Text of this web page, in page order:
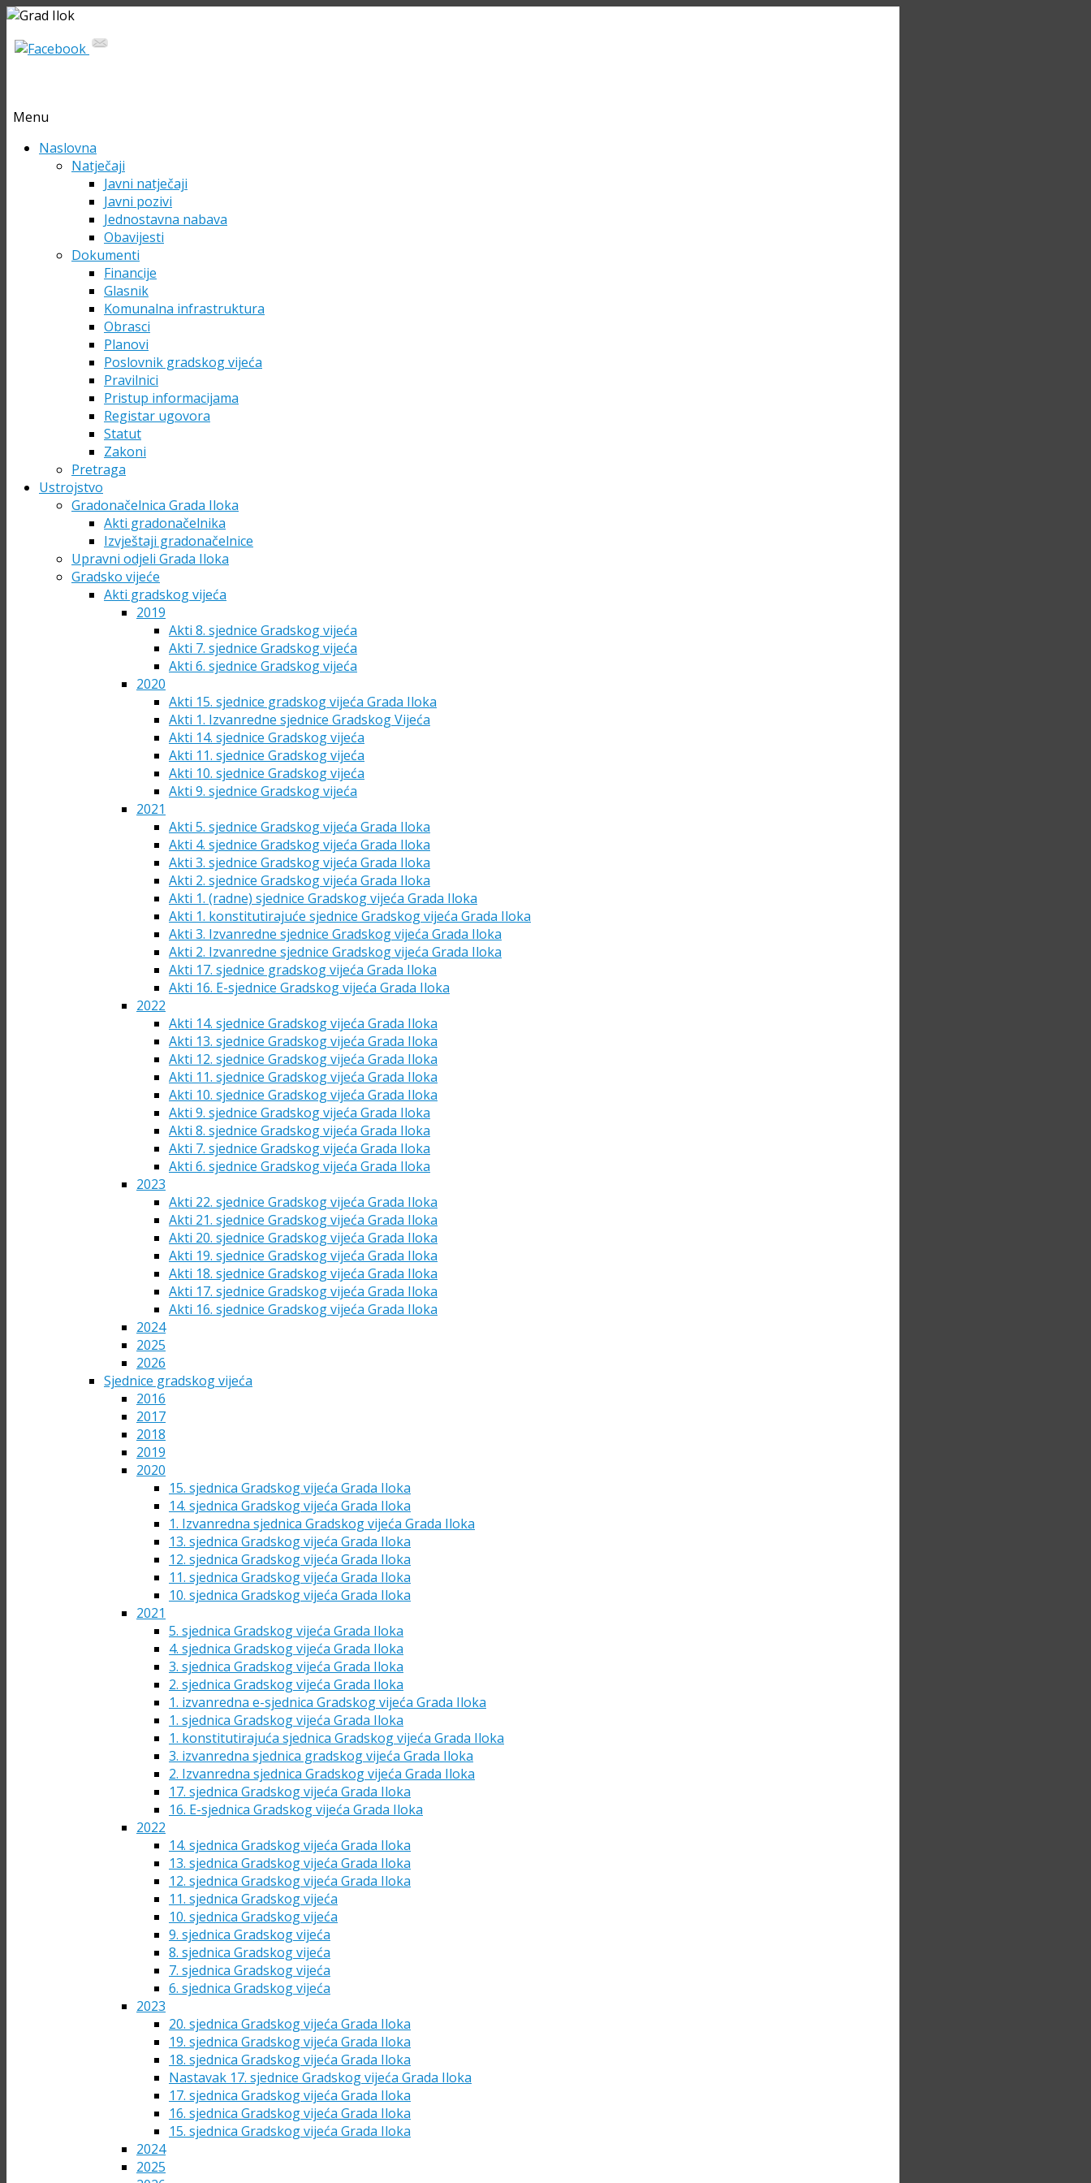
Menu
Skip Naslovna
Natječaji
Javni natječaji
Javni pozivi
Jednostavna nabava
Obavijesti
Dokumenti
Financije
Glasnik
Komunalna infrastruktura
Obrasci
Planovi
Poslovnik gradskog vijeća
Pravilnici
Pristup informacijama
Registar ugovora
Statut
Zakoni
Pretraga
Ustrojstvo
Gradonačelnica Grada Iloka
Akti gradonačelnika
Izvještaji gradonačelnice
Upravni odjeli Grada Iloka
Gradsko vijeće
Akti gradskog vijeća
2019
Akti 8. sjednice Gradskog vijeća
Akti 7. sjednice Gradskog vijeća
Akti 6. sjednice Gradskog vijeća
2020
Akti 15. sjednice gradskog vijeća Grada Iloka
Akti 1. Izvanredne sjednice Gradskog Vijeća
Akti 14. sjednice Gradskog vijeća
Akti 11. sjednice Gradskog vijeća
Akti 10. sjednice Gradskog vijeća
Akti 9. sjednice Gradskog vijeća
2021
Akti 5. sjednice Gradskog vijeća Grada Iloka
Akti 4. sjednice Gradskog vijeća Grada Iloka
Akti 3. sjednice Gradskog vijeća Grada Iloka
Akti 2. sjednice Gradskog vijeća Grada Iloka
Akti 1. (radne) sjednice Gradskog vijeća Grada Iloka
Akti 1. konstitutirajuće sjednice Gradskog vijeća Grada Iloka
Akti 3. Izvanredne sjednice Gradskog vijeća Grada Iloka
Akti 2. Izvanredne sjednice Gradskog vijeća Grada Iloka
Akti 17. sjednice gradskog vijeća Grada Iloka
Akti 16. E-sjednice Gradskog vijeća Grada Iloka
2022
Akti 14. sjednice Gradskog vijeća Grada Iloka
Akti 13. sjednice Gradskog vijeća Grada Iloka
Akti 12. sjednice Gradskog vijeća Grada Iloka
Akti 11. sjednice Gradskog vijeća Grada Iloka
Akti 10. sjednice Gradskog vijeća Grada Iloka
Akti 9. sjednice Gradskog vijeća Grada Iloka
Akti 8. sjednice Gradskog vijeća Grada Iloka
Akti 7. sjednice Gradskog vijeća Grada Iloka
Akti 6. sjednice Gradskog vijeća Grada Iloka
2023
Akti 22. sjednice Gradskog vijeća Grada Iloka
Akti 21. sjednice Gradskog vijeća Grada Iloka
Akti 20. sjednice Gradskog vijeća Grada Iloka
Akti 19. sjednice Gradskog vijeća Grada Iloka
Akti 18. sjednice Gradskog vijeća Grada Iloka
Akti 17. sjednice Gradskog vijeća Grada Iloka
Akti 16. sjednice Gradskog vijeća Grada Iloka
2024
2025
2026
Sjednice gradskog vijeća
2016
2017
2018
2019
2020
15. sjednica Gradskog vijeća Grada Iloka
14. sjednica Gradskog vijeća Grada Iloka
1. Izvanredna sjednica Gradskog vijeća Grada Iloka
13. sjednica Gradskog vijeća Grada Iloka
12. sjednica Gradskog vijeća Grada Iloka
11. sjednica Gradskog vijeća Grada Iloka
10. sjednica Gradskog vijeća Grada Iloka
2021
5. sjednica Gradskog vijeća Grada Iloka
4. sjednica Gradskog vijeća Grada Iloka
3. sjednica Gradskog vijeća Grada Iloka
2. sjednica Gradskog vijeća Grada Iloka
1. izvanredna e-sjednica Gradskog vijeća Grada Iloka
1. sjednica Gradskog vijeća Grada Iloka
1. konstitutirajuća sjednica Gradskog vijeća Grada Iloka
3. izvanredna sjednica gradskog vijeća Grada Iloka
2. Izvanredna sjednica Gradskog vijeća Grada Iloka
17. sjednica Gradskog vijeća Grada Iloka
16. E-sjednica Gradskog vijeća Grada Iloka
2022
14. sjednica Gradskog vijeća Grada Iloka
13. sjednica Gradskog vijeća Grada Iloka
12. sjednica Gradskog vijeća Grada Iloka
11. sjednica Gradskog vijeća
10. sjednica Gradskog vijeća
9. sjednica Gradskog vijeća
8. sjednica Gradskog vijeća
7. sjednica Gradskog vijeća
6. sjednica Gradskog vijeća
2023
20. sjednica Gradskog vijeća Grada Iloka
19. sjednica Gradskog vijeća Grada Iloka
18. sjednica Gradskog vijeća Grada Iloka
Nastavak 17. sjednice Gradskog vijeća Grada Iloka
17. sjednica Gradskog vijeća Grada Iloka
16. sjednica Gradskog vijeća Grada Iloka
15. sjednica Gradskog vijeća Grada Iloka
2024
2025